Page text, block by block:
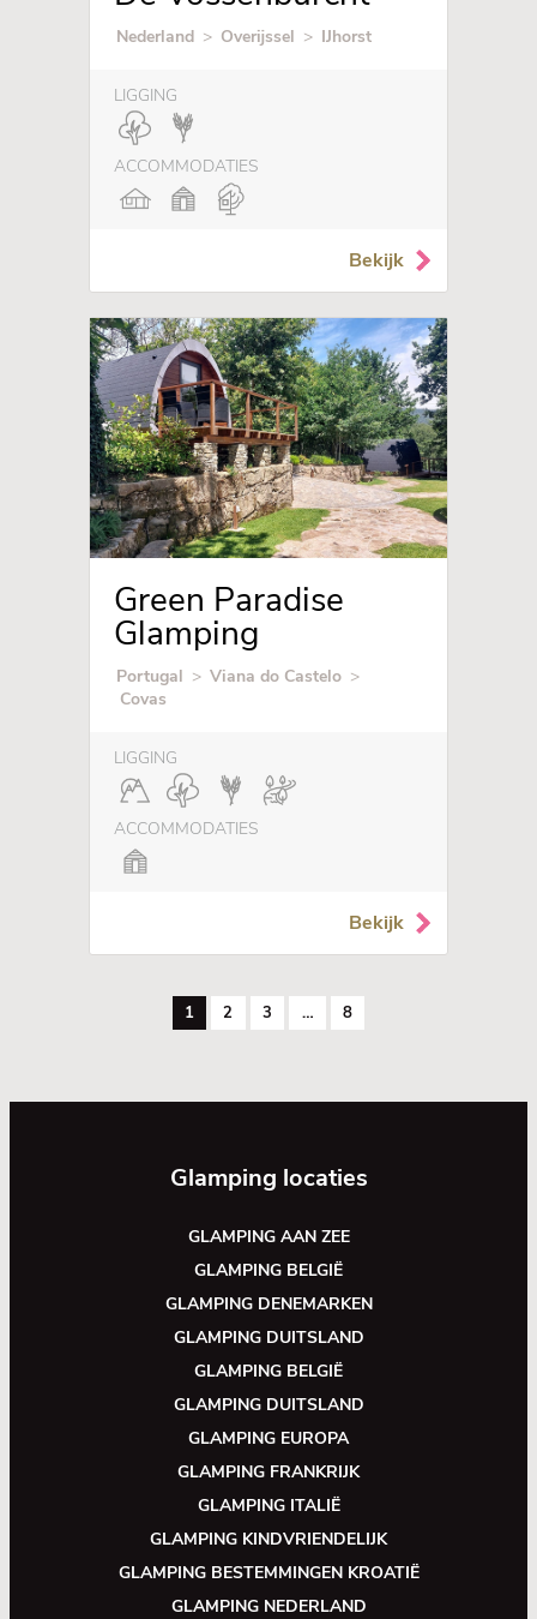
Nederland > Overijssel > IJhorst
LIGGING
ACCOMMODATIES
Bekijk
Green Paradise
Glamping
Portugal > Viana do Castelo >
Covas
LIGGING
ACCOMMODATIES
Bekijk
1 2 3 … 8
Glamping locaties
GLAMPING AAN ZEE
GLAMPING BELGIË
GLAMPING DENEMARKEN
GLAMPING DUITSLAND
GLAMPING BELGIË
GLAMPING DUITSLAND
GLAMPING EUROPA
GLAMPING FRANKRIJK
GLAMPING ITALIË
GLAMPING KINDVRIENDELIJK
GLAMPING BESTEMMINGEN KROATIË
GLAMPING NEDERLAND